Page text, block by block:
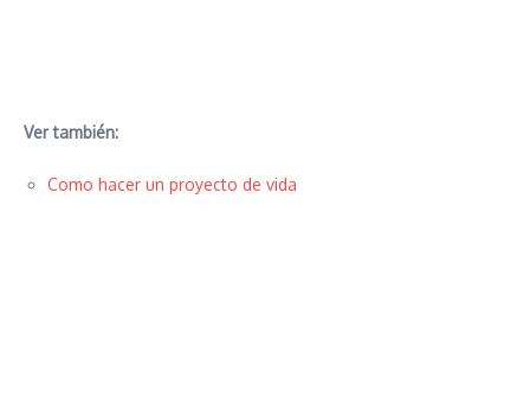
Ver también:
Como hacer un proyecto de vida